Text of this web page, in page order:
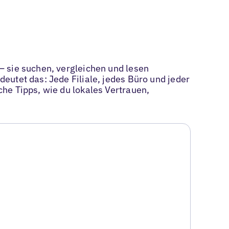
suchen, vergleichen und lesen
das: Jede Filiale, jedes Büro und jeder
Tipps, wie du lokales Vertrauen,